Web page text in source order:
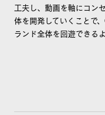
工夫し、動画を軸にコン
体を開発していくことで
ランド全体を回遊できる